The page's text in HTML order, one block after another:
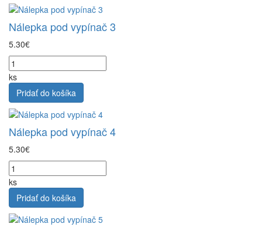
Nálepka pod vypínač 3
5.30€
ks
Pridať do košíka
Nálepka pod vypínač 4
5.30€
ks
Pridať do košíka